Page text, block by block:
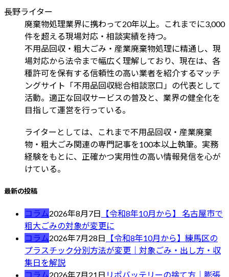
長野ライター
廃棄物処理業界に携わって20年以上。これまでに3,000
件を超える現場対応・相談実績を持つ。
不用品回収・粗大ごみ・産業廃棄物処理に精通し、現
場対応から法令まで幅広く理解しており、現在は、各
種許可を保有する信頼性の高い業者を紹介するマッチ
ングサイト「不用品回収総合相談窓口」の代表として
活動。適正な回収サービスの普及と、業界の健全化を
目指して運営を行っている。
ライターとしては、これまで不用品回収・産業廃棄
物・粗大ごみ関連の専門記事を100本以上執筆。実務
経験をもとに、正確かつ実用性の高い情報発信を心が
けている。
最新の投稿
コラム2026年8月7日
【令和8年10月から】 名古屋市で
粗大ごみの対象が変更に
コラム2026年7月28日
【令和8年10月から】練馬区の
プラスチック分別方法が変更｜対象ごみ・出し方・収
集日を解説
コラム2026年7月21日 リポバッテリーの捨て方｜膨張